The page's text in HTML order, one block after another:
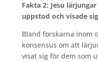
Fakta 2: Jesu
uppstod och visade
Bland forskarna inom
konsensus om att
visat sig för dem som